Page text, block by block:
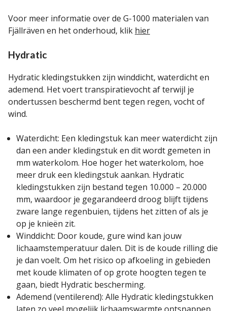
Voor meer informatie over de G-1000 materialen van
Fjällräven en het onderhoud, klik hier
Hydratic
Hydratic kledingstukken zijn winddicht, waterdicht en
ademend. Het voert transpiratievocht af terwijl je
ondertussen beschermd bent tegen regen, vocht of
wind.
Waterdicht: Een kledingstuk kan meer waterdicht zijn
dan een ander kledingstuk en dit wordt gemeten in
mm waterkolom. Hoe hoger het waterkolom, hoe
meer druk een kledingstuk aankan. Hydratic
kledingstukken zijn bestand tegen 10.000 – 20.000
mm, waardoor je gegarandeerd droog blijft tijdens
zware lange regenbuien, tijdens het zitten of als je
op je knieën zit.
Winddicht: Door koude, gure wind kan jouw
lichaamstemperatuur dalen. Dit is de koude rilling die
je dan voelt. Om het risico op afkoeling in gebieden
met koude klimaten of op grote hoogten tegen te
gaan, biedt Hydratic bescherming.
Ademend (ventilerend): Alle Hydratic kledingstukken